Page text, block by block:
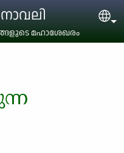
മഹാശേഖരം